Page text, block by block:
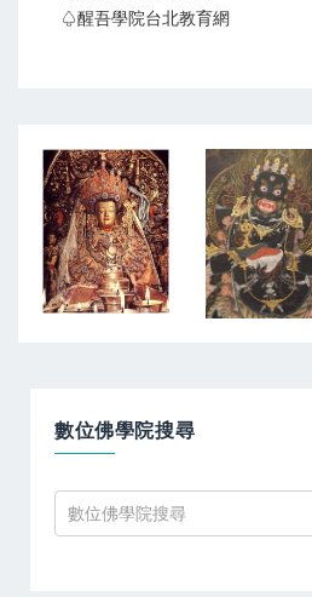
♤醒吾學院台北教育網
數位佛學院搜尋